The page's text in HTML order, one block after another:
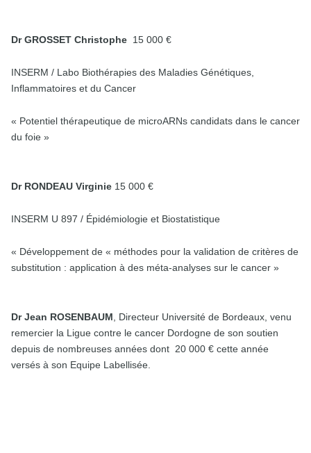
Dr GROSSET Christophe 15 000 €
INSERM / Labo Biothérapies des Maladies Génétiques,
Inflammatoires et du Cancer
« Potentiel thérapeutique de microARNs candidats dans le cancer
du foie »
Dr RONDEAU Virginie 15 000 €
INSERM U 897 / Épidémiologie et Biostatistique
« Développement de « méthodes pour la validation de critères de
substitution : application à des méta-analyses sur le cancer »
Dr Jean ROSENBAUM , Directeur Université de Bordeaux, venu
remercier la Ligue contre le cancer Dordogne de son soutien
depuis de nombreuses années dont 20 000 € cette année
versés à son Equipe Labellisée.